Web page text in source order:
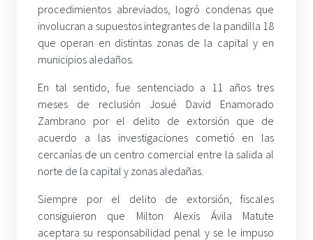
procedimientos abreviados, logró condenas que
involucran a supuestos integrantes de la pandilla 18
que operan en distintas zonas de la capital y en
municipios aledaños.
En tal sentido, fue sentenciado a 11 años tres
meses de reclusión Josué David Enamorado
Zambrano por el delito de extorsión que de
acuerdo a las investigaciones cometió en las
cercanías de un centro comercial entre la salida al
norte de la capital y zonas aledañas.
Siempre por el delito de extorsión, fiscales
consiguieron que Milton Alexis Ávila Matute
aceptara su responsabilidad penal y se le impuso